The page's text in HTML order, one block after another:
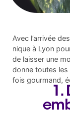
Avec l’arrivée
nique à Lyon
de laisser une
donne toutes les
fois gourmand,
1.